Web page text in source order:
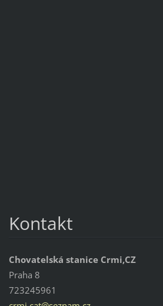
Kontakt
Chovatelská stanice Crmi,CZ
Praha 8
723245961